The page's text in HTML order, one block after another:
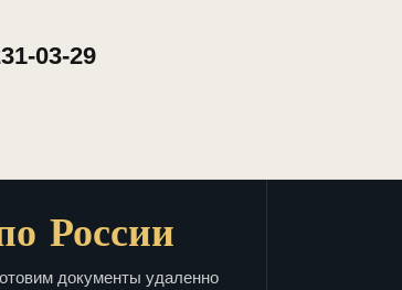
03-29
России
документы удаленно